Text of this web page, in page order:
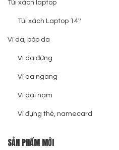
Túi xách laptop
Túi xách Laptop 14''
Ví da, bóp da
Ví da đứng
Ví da ngang
Ví dài nam
Ví đựng thẻ, namecard
SẢN PHẨM MỚI